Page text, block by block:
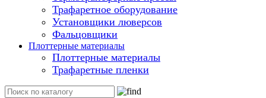
Трафаретное оборудование
Установщики люверсов
Фальцовщики
Плоттерные материалы
Плоттерные материалы
Трафаретные пленки